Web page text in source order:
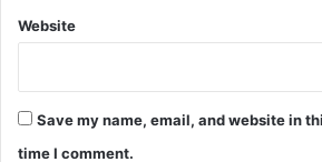
Website
Save my name, email, and website in
time I comment.